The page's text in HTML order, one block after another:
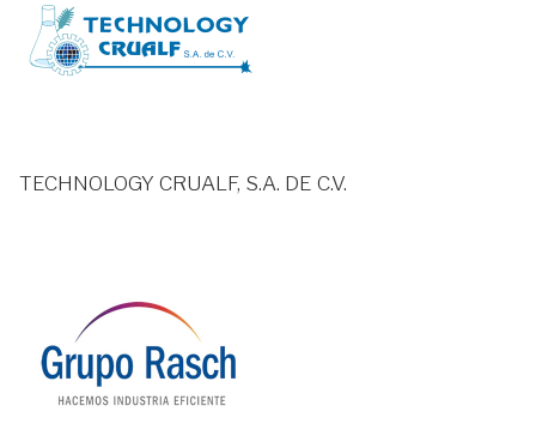
TECHNOLOGY CRUALF, S.A. DE C.V.